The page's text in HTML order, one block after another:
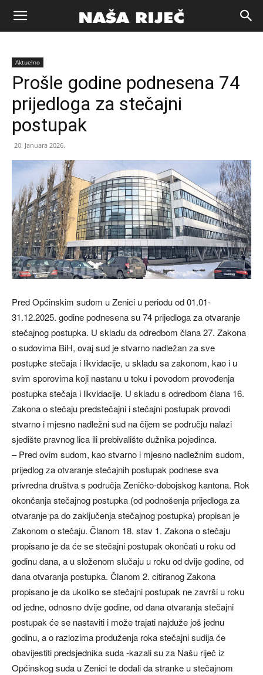
Naša
riječ
Zenica
Aktuelno
Prošle godine podnesena 74
prijedloga za stečajni
postupak
20. Januara 2026.
Pred Općinskim sudom u Zenici u periodu od 01.01-
31.12.2025. godine podnesena su 74 prijedloga za otvaranje
stečajnog postupka. U skladu da odredbom člana 27. Zakona
o sudovima BiH, ovaj sud je stvarno nadležan za sve
postupke stečaja i likvidacije, u skladu sa zakonom, kao i u
svim sporovima koji nastanu u toku i povodom provođenja
postupka stečaja i likvidacije. U skladu s odredbom člana 16.
Zakona o stečaju predstečajni i stečajni postupak provodi
stvarno i mjesno nadležni sud na čijem se području nalazi
sjedište pravnog lica ili prebivalište dužnika pojedinca.
– Pred ovim sudom, kao stvarno i mjesno nadležnim sudom,
prijedlog za otvaranje stečajnih postupak podnese sva
privredna društva s područja Zeničko-dobojskog kantona. Rok
okončanja stečajnog postupka (od podnošenja prijedloga za
otvaranje pa do zaključenja stečajnog postupka) propisan je
Zakonom o stečaju. Članom 18. stav 1. Zakona o stečaju
propisano je da će se stečajni postupak okončati u roku od
godinu dana, a u složenom slučaju u roku od dvije godine, od
dana otvaranja postupka. Članom 2. citiranog Zakona
propisano je da ukoliko se stečajni postupak ne završi u roku
od jedne, odnosno dvije godine, od dana otvaranja stečajni
postupak će se nastaviti i može trajati najduže još jednu
godinu, a o razlozima produženja roka stečajni sudija će
obavijestiti predsjednika suda -kazali su za Našu riječ iz
Općinskog suda u Zenici te dodali da stranke u stečajnom